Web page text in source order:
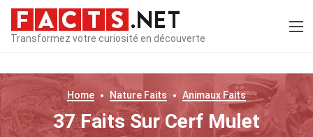
Transformez votre curiosité en découverte
Home Nature Faits Animaux Faits
37 Faits Sur Cerf Mulet